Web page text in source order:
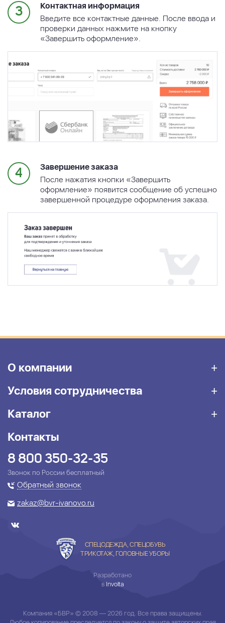
Контактная информация
Введите все контактные данные. После ввода и
проверки данных нажмите на кнопку
«Завершить оформление».
Завершение заказа
После нажатия кнопки «Завершить
оформление» появится сообщение об успешно
завершенной процедуре оформления заказа.
О компании
Условия сотрудничества
Каталог
Контакты
8 800 350-32-35
Звонок по России бесплатный
Обратный звонок
zakaz@bvr-ivanovo.ru
СПЕЦОДЕЖДА, СПЕЦОБУВЬ
ТРИКОТАЖ, ГОЛОВНЫЕ УБОРЫ
Разработано
в Involta
Компания «БВР» © 2008 — 2026 год. Все права защищены.